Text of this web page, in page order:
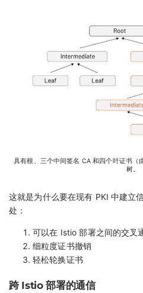
具有根、三个中间签名 CA 和四个叶证书（
树。
这就是为什么要在现有 PKI 中建立
处：
可以在 Istio 部署之间的交叉
细粒度证书撤销
轻松轮换证书
跨 Istio 部署的通信